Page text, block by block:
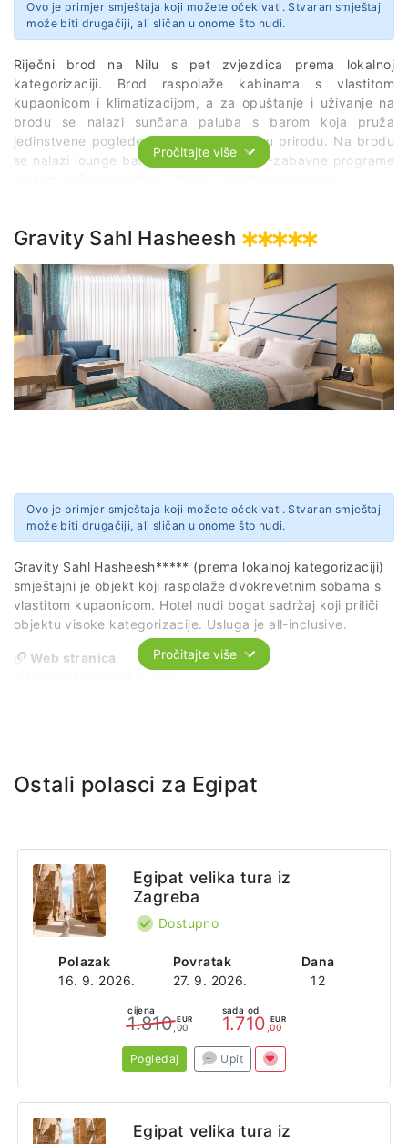
Ovo je primjer smještaja koji možete očekivati. Stvaran smještaj
može biti drugačiji, ali sličan u onome što nudi.
Riječni brod na Nilu s pet zvjezdica prema lokalnoj
kategorizaciji. Brod raspolaže kabinama s vlastitom
kupaonicom i klimatizacijom, a za opuštanje i uživanje na
brodu se nalazi sunčana paluba s barom koja pruža
jedinstvene poglede na rijeku Nil i njenu prirodu. Na brodu
se nalazi lounge bar koji pruža kulturno-zabavne programe
Pročitajte više
Gravity Sahl Hasheesh
Ovo je primjer smještaja koji možete očekivati. Stvaran smještaj
može biti drugačiji, ali sličan u onome što nudi.
Gravity Sahl Hasheesh***** (prema lokalnoj kategorizaciji)
smještajni je objekt koji raspolaže dvokrevetnim sobama s
vlastitom kupaonicom. Hotel nudi bogat sadržaj koji priliči
objektu visoke kategorizacije. Usluga je all-inclusive.
Web stranica
Pročitajte više
Ostali polasci za Egipat
Polazak
16. 9. 2026.
Povratak
27. 9. 2026.
Dana
12
Egipat velika tura iz
Zagreba
Dostupno
cijena
1.810 EUR
,00
sada od
1.710 EUR
,00
Pogledaj Upit
Egipat velika tura iz